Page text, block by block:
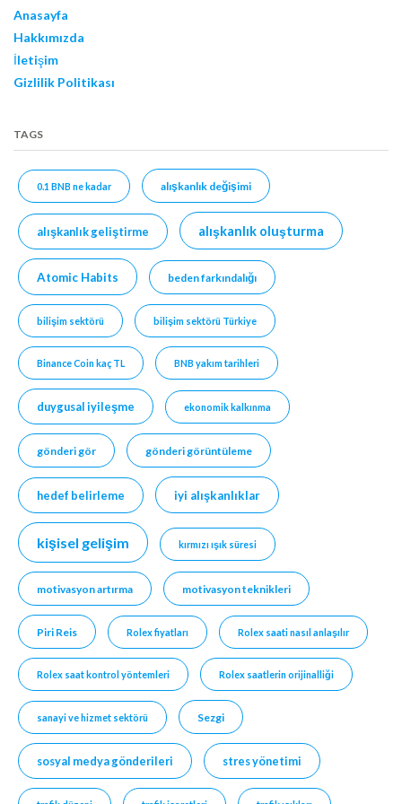
Anasayfa
Hakkımızda
İletişim
Gizlilik Politikası
TAGS
0.1 BNB ne kadar alışkanlık değişimi
alışkanlık geliştirme alışkanlık oluşturma
Atomic Habits beden farkındalığı
bilişim sektörü bilişim sektörü Türkiye
Binance Coin kaç TL BNB yakım tarihleri
duygusal iyileşme ekonomik kalkınma
gönderi gör gönderi görüntüleme
hedef belirleme iyi alışkanlıklar
kişisel gelişim kırmızı ışık süresi
motivasyon artırma motivasyon teknikleri
Piri Reis Rolex fiyatları Rolex saati nasıl anlaşılır
Rolex saat kontrol yöntemleri Rolex saatlerin orijinalliği
sanayi ve hizmet sektörü Sezgi
sosyal medya gönderileri stres yönetimi